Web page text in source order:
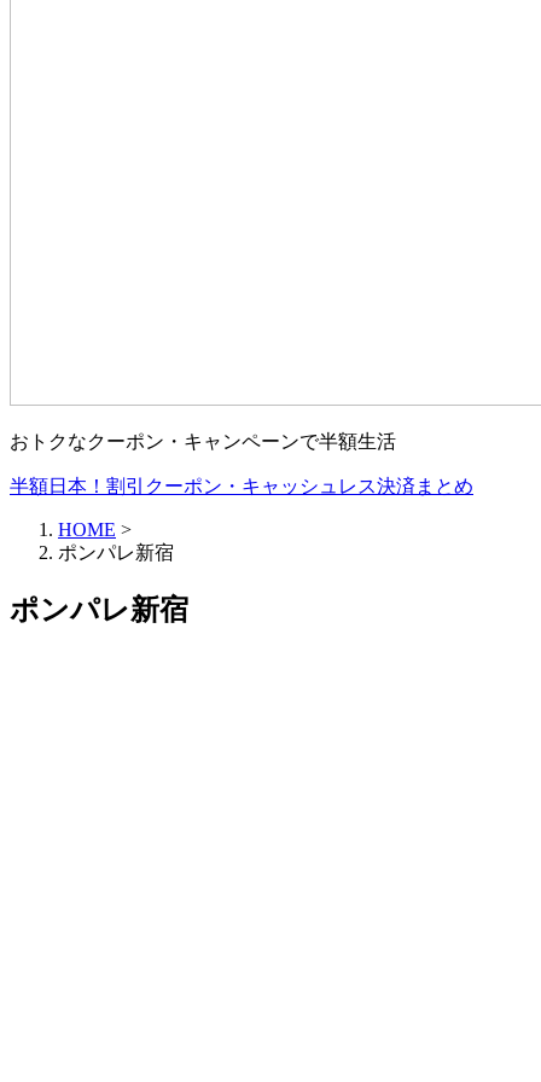
おトクなクーポン・キャンペーンで半額生活
半額日本！割引クーポン・キャッシュレス決済まとめ
HOME >
ポンパレ新宿
ポンパレ新宿